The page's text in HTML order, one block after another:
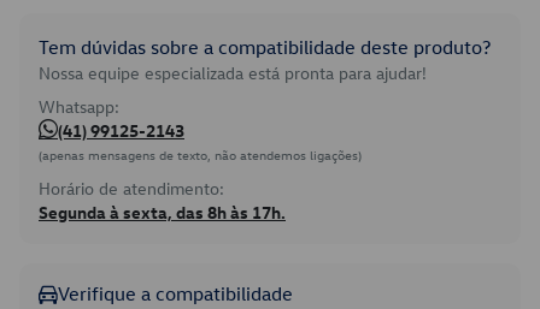
Tem dúvidas sobre a compatibilidade deste produto?
Nossa equipe especializada está pronta para ajudar!
Whatsapp:
(41) 99125-2143
(apenas mensagens de texto, não atendemos ligações)
Horário de atendimento:
Segunda à sexta, das 8h às 17h.
Verifique a compatibilidade